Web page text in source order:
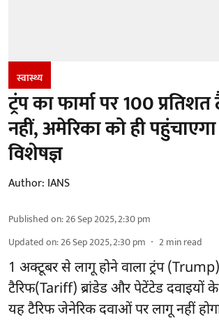
स्वास्थ्य
ट्रंप का फार्मा पर 100
नहीं, अमेरिका को ही
विशेषज्ञ
Author: IANS
Published on:26 Sep 2025, 2:30 pm
Updated on:26 Sep 2025, 2:30 pm 2min read
1 अक्टूबर से लागू होने वाला ट्रंप
टैरिफ(Tariff) ब्रांडेड और पेटेंटेड दवाइयों
यह टैरिफ जेनेरिक दवाओं पर लागू नहीं